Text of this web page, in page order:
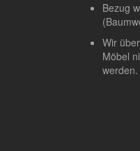
Bezug
Wir
Möbel
werden.